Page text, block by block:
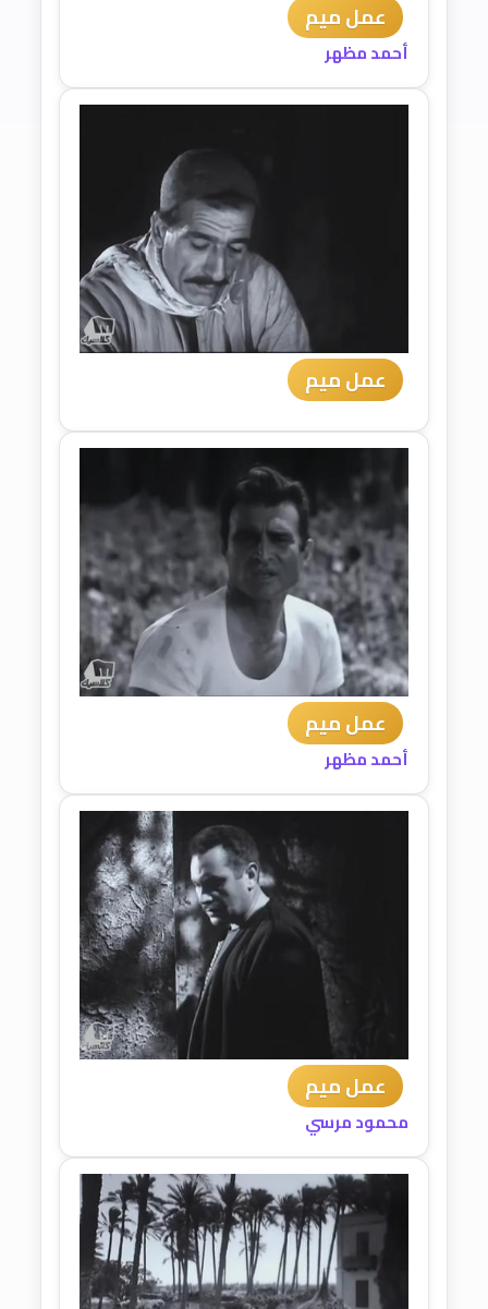
عمل ميم
أحمد مظهر
عمل ميم
عمل ميم
أحمد مظهر
عمل ميم
محمود مرسي